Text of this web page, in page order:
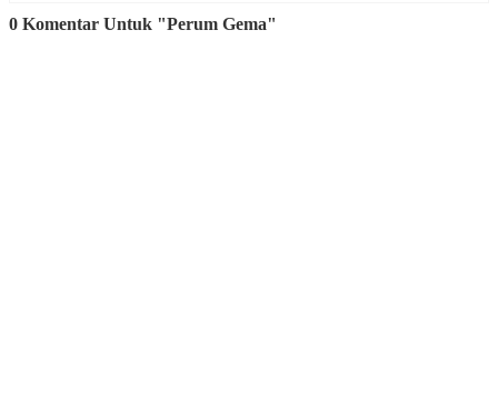
0 Komentar Untuk "Perum Gema"